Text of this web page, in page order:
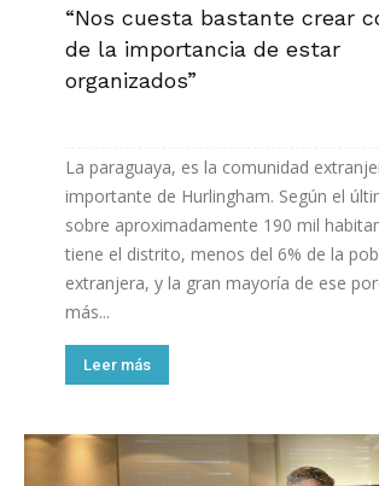
“Nos cuesta bastante crear
de la importancia de estar
organizados”
La paraguaya, es la comunidad
importante de Hurlingham. Según el
sobre aproximadamente 190 mil
tiene el distrito, menos del 6% de la
extranjera, y la gran mayoría de ese
más...
Leer más